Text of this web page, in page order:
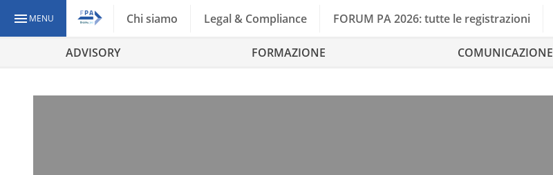
MENU Chi siamo Legal & Compliance FORUM PA 2026: tutte le registrazioni
ADVISORY FORMAZIONE COMUNICAZIONE